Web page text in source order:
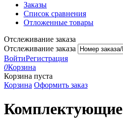
Заказы
Список сравнения
Отложенные товары
Отслеживание заказа
Отслеживание заказа
ВойтиРегистрация
0Корзина
Корзина пуста
Корзина Оформить заказ
Комплектующие